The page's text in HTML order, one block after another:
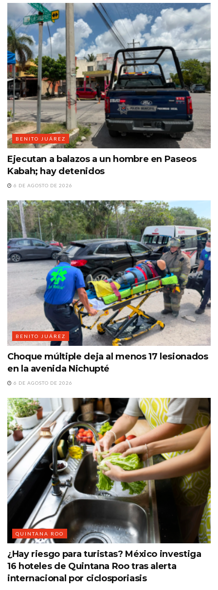
BENITO JUÁREZ
Ejecutan a balazos a un hombre en Paseos
Kabah; hay detenidos
6 DE AGOSTO DE 2026
BENITO JUÁREZ
Choque múltiple deja al menos 17 lesionados
en la avenida Nichupté
6 DE AGOSTO DE 2026
QUINTANA ROO
¿Hay riesgo para turistas? México investiga
16 hoteles de Quintana Roo tras alerta
internacional por ciclosporiasis